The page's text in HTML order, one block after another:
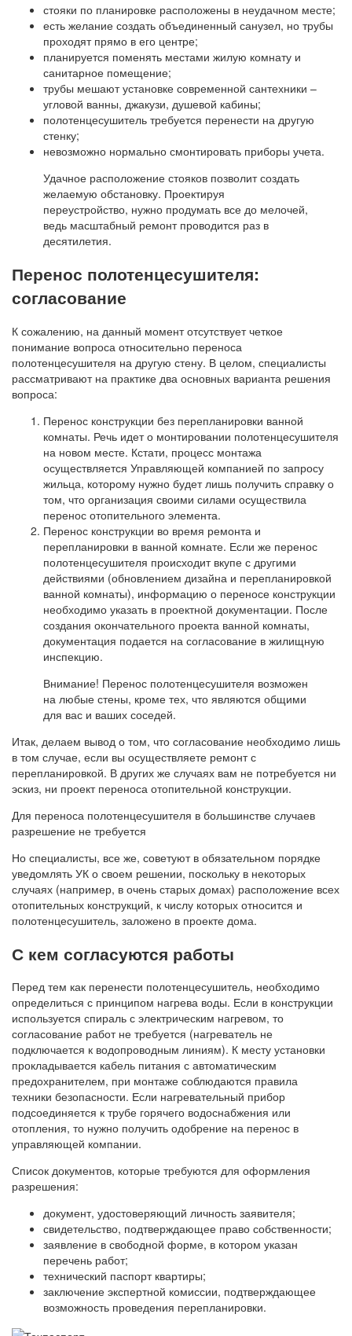
стояки по планировке расположены в неудачном месте;
есть желание создать объединенный санузел, но трубы
проходят прямо в его центре;
планируется поменять местами жилую комнату и
санитарное помещение;
трубы мешают установке современной сантехники –
угловой ванны, джакузи, душевой кабины;
полотенцесушитель требуется перенести на другую
стенку;
невозможно нормально смонтировать приборы учета.
Удачное расположение стояков позволит создать
желаемую обстановку. Проектируя
переустройство, нужно продумать все до мелочей,
ведь масштабный ремонт проводится раз в
десятилетия.
Перенос полотенцесушителя:
согласование
К сожалению, на данный момент отсутствует четкое
понимание вопроса относительно переноса
полотенцесушителя на другую стену. В целом, специалисты
рассматривают на практике два основных варианта решения
вопроса:
Перенос конструкции без перепланировки ванной
комнаты. Речь идет о монтировании полотенцесушителя
на новом месте. Кстати, процесс монтажа
осуществляется Управляющей компанией по запросу
жильца, которому нужно будет лишь получить справку о
том, что организация своими силами осуществила
перенос отопительного элемента.
Перенос конструкции во время ремонта и
перепланировки в ванной комнате. Если же перенос
полотенцесушителя происходит вкупе с другими
действиями (обновлением дизайна и перепланировкой
ванной комнаты), информацию о переносе конструкции
необходимо указать в проектной документации. После
создания окончательного проекта ванной комнаты,
документация подается на согласование в жилищную
инспекцию.
Внимание! Перенос полотенцесушителя возможен
на любые стены, кроме тех, что являются общими
для вас и ваших соседей.
Итак, делаем вывод о том, что согласование необходимо лишь
в том случае, если вы осуществляете ремонт с
перепланировкой. В других же случаях вам не потребуется ни
эскиз, ни проект переноса отопительной конструкции.
Для переноса полотенцесушителя в большинстве случаев
разрешение не требуется
Но специалисты, все же, советуют в обязательном порядке
уведомлять УК о своем решении, поскольку в некоторых
случаях (например, в очень старых домах) расположение всех
отопительных конструкций, к числу которых относится и
полотенцесушитель, заложено в проекте дома.
С кем согласуются работы
Перед тем как перенести полотенцесушитель, необходимо
определиться с принципом нагрева воды. Если в конструкции
используется спираль с электрическим нагревом, то
согласование работ не требуется (нагреватель не
подключается к водопроводным линиям). К месту установки
прокладывается кабель питания с автоматическим
предохранителем, при монтаже соблюдаются правила
техники безопасности. Если нагревательный прибор
подсоединяется к трубе горячего водоснабжения или
отопления, то нужно получить одобрение на перенос в
управляющей компании.
Список документов, которые требуются для оформления
разрешения:
документ, удостоверяющий личность заявителя;
свидетельство, подтверждающее право собственности;
заявление в свободной форме, в котором указан
перечень работ;
технический паспорт квартиры;
заключение экспертной комиссии, подтверждающее
возможность проведения перепланировки.